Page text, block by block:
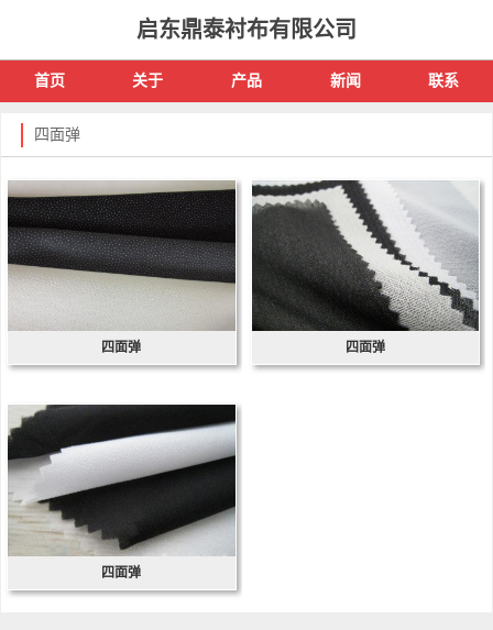
启东鼎泰衬布有限公司
首页 关于 产品 新闻 联系
四面弹
四面弹 四面弹
四面弹